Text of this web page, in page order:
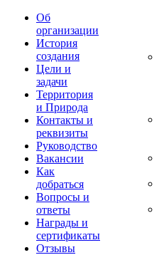
Об
организации
История
создания
Цели и
задачи
Территория
и Природа
Контакты и
реквизиты
Руководство
Вакансии
Как
добраться
Вопросы и
ответы
Награды и
сертификаты
Отзывы